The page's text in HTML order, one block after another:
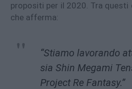
propositi per il 2020. Tra questi
che afferma:
“Stiamo lavorando
sia Shin Megami
Project Re Fantasy.”